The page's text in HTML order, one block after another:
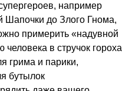
например
Шапочки до Злого Гнома,
примерить «надувной
в стручок гороха
грима и парики,
бутылок